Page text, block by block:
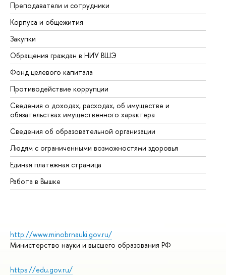
Преподаватели и сотрудники
Корпуса и общежития
Закупки
Обращения граждан в НИУ ВШЭ
Фонд целевого капитала
Противодействие коррупции
Сведения о доходах, расходах, об имуществе и
обязательствах имущественного характера
Сведения об образовательной организации
Людям с ограниченными возможностями здоровья
Единая платежная страница
Работа в Вышке
http://www.minobrnauki.gov.ru/
Министерство науки и высшего образования РФ
https://edu.gov.ru/